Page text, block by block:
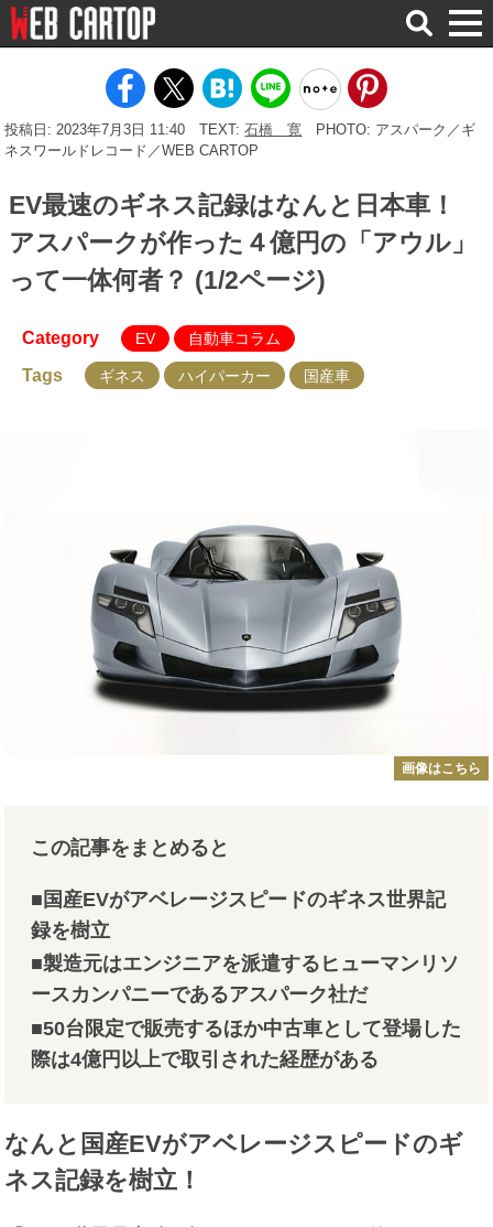
検
索
投稿日: 2023年7月3日 11:40 TEXT:石橋 寛
PHOTO: アスパーク／ギ
ネスワールドレコード／WEB CARTOP
EV最速のギネス記録はなんと日本車！
アスパークが作った４億円の「アウル」
って一体何者？ (1/2ページ)
Category EV 自動車コラム
Tags ギネス ハイパーカー 国産車
画像はこちら
この記事をまとめると
■国産EVがアベレージスピードのギネス世界記
録を樹立
■製造元はエンジニアを派遣するヒューマンリソ
ースカンパニーであるアスパーク社だ
■50台限定で販売するほか中古車として登場した
際は4億円以上で取引された経歴がある
なんと国産EVがアベレージスピードのギ
ネス記録を樹立！